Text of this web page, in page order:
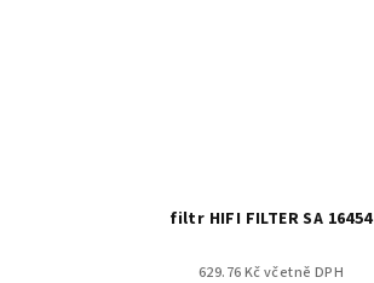
filtr HIFI FILTER SA 16454
629.76 Kč včetně DPH